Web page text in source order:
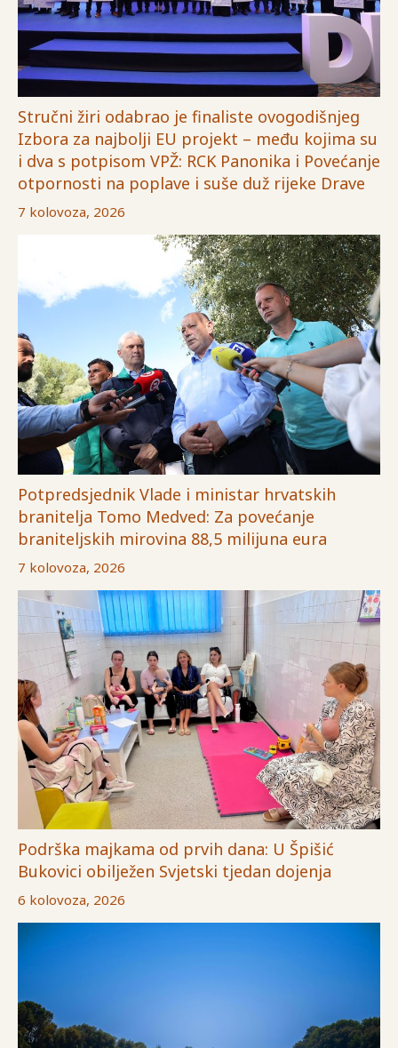
Stručni žiri odabrao je finaliste ovogodišnjeg
Izbora za najbolji EU projekt – među kojima su
i dva s potpisom VPŽ: RCK Panonika i Povećanje
otpornosti na poplave i suše duž rijeke Drave
7 kolovoza, 2026
Potpredsjednik Vlade i ministar hrvatskih
branitelja Tomo Medved: Za povećanje
braniteljskih mirovina 88,5 milijuna eura
7 kolovoza, 2026
Podrška majkama od prvih dana: U Špišić
Bukovici obilježen Svjetski tjedan dojenja
6 kolovoza, 2026